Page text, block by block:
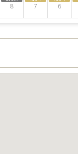
בנויה ומגודרת
לילדים (בית
6
7
8